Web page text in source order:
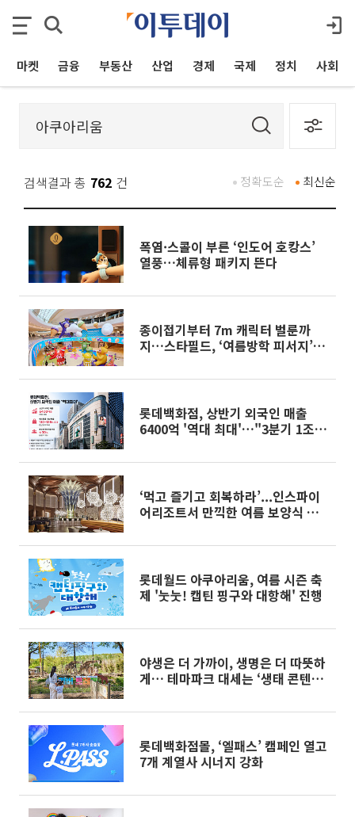
마켓 금융 부동산 산업 경제 국제 정치 사회
검색결과 총 762 건 최신순
정확도순
폭염·스콜이 부른 ‘인도어 호캉스’
열풍…체류형 패키지 뜬다
종이접기부터 7m 캐릭터 벌룬까
지…스타필드, ‘여름방학 피서지’로
롯데백화점, 상반기 외국인 매출
6400억 '역대 최대'…"3분기 1조원
‘먹고 즐기고 회복하라’...인스파이
어리조트서 만끽한 여름 보양식 여
롯데월드 아쿠아리움, 여름 시즌 축
제 '눗눗! 캡틴 핑구와 대항해' 진행
야생은 더 가까이, 생명은 더 따뜻하
게… 테마파크 대세는 ‘생태 콘텐
롯데백화점몰, ‘엘패스’ 캠페인 열고
7개 계열사 시너지 강화